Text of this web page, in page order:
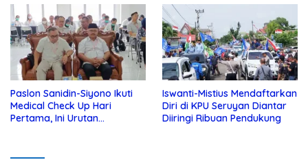
Paslon Sanidin-Siyono Ikuti
Medical Check Up Hari
Pertama, Ini Urutan
Iswanti-Mistius Mendaftarkan
Diri di KPU Seruyan Diantar
Diiringi Ribuan Pendukung